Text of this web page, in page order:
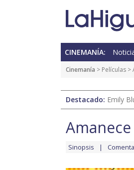
CINEMANÍA:
Cinemanía > Películas >
Destacado: Emily
Sinopsis